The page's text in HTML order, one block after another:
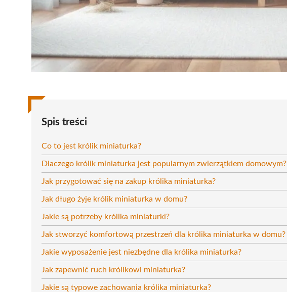
Spis treści
Co to jest królik miniaturka?
Dlaczego królik miniaturka jest popularnym zwierzątkiem domowym?
Jak przygotować się na zakup królika miniaturka?
Jak długo żyje królik miniaturka w domu?
Jakie są potrzeby królika miniaturki?
Jak stworzyć komfortową przestrzeń dla królika miniaturka w domu?
Jakie wyposażenie jest niezbędne dla królika miniaturka?
Jak zapewnić ruch królikowi miniaturka?
Jakie są typowe zachowania królika miniaturka?